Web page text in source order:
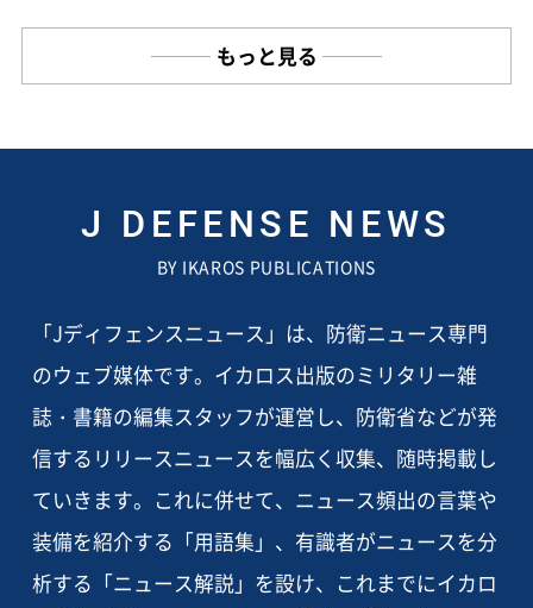
もっと見る
J DEFENSE NEWS
BY IKAROS PUBLICATIONS
「Jディフェンスニュース」は、防衛ニュース専門
のウェブ媒体です。イカロス出版のミリタリー雑
誌・書籍の編集スタッフが運営し、防衛省などが発
信するリリースニュースを幅広く収集、随時掲載し
ていきます。これに併せて、ニュース頻出の言葉や
装備を紹介する「用語集」、有識者がニュースを分
析する「ニュース解説」を設け、これまでにイカロ